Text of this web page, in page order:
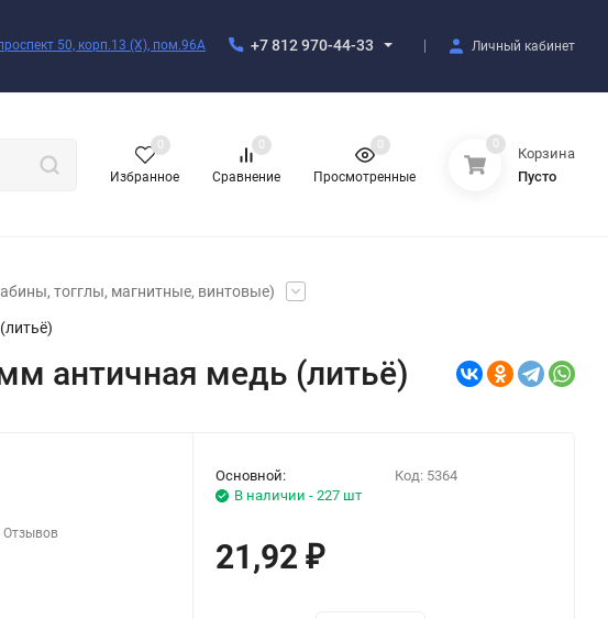
50, корп.13 (X), пом.96А +7 812 970-44-33 Личный кабинет
Избранное
0
Сравнение
0
Просмотренные
0 0
Корзина
Пусто
тогглы, магнитные, винтовые)
античная медь (литьё)
Отзывов
Основной:
В наличии - 227 шт
Код: 5364
21,92 ₽